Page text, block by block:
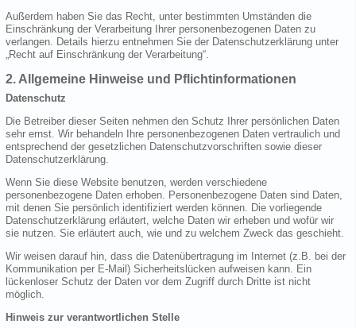
Außerdem haben Sie das Recht, unter bestimmten Umständen die
Einschränkung der Verarbeitung Ihrer personenbezogenen Daten zu
verlangen. Details hierzu entnehmen Sie der Datenschutzerklärung unter
„Recht auf Einschränkung der Verarbeitung“.
2. Allgemeine Hinweise und Pflichtinformationen
Datenschutz
Die Betreiber dieser Seiten nehmen den Schutz Ihrer persönlichen Daten
sehr ernst. Wir behandeln Ihre personenbezogenen Daten vertraulich und
entsprechend der gesetzlichen Datenschutzvorschriften sowie dieser
Datenschutzerklärung.
Wenn Sie diese Website benutzen, werden verschiedene
personenbezogene Daten erhoben. Personenbezogene Daten sind Daten,
mit denen Sie persönlich identifiziert werden können. Die vorliegende
Datenschutzerklärung erläutert, welche Daten wir erheben und wofür wir
sie nutzen. Sie erläutert auch, wie und zu welchem Zweck das geschieht.
Wir weisen darauf hin, dass die Datenübertragung im Internet (z.B. bei der
Kommunikation per E-Mail) Sicherheitslücken aufweisen kann. Ein
lückenloser Schutz der Daten vor dem Zugriff durch Dritte ist nicht
möglich.
Hinweis zur verantwortlichen Stelle